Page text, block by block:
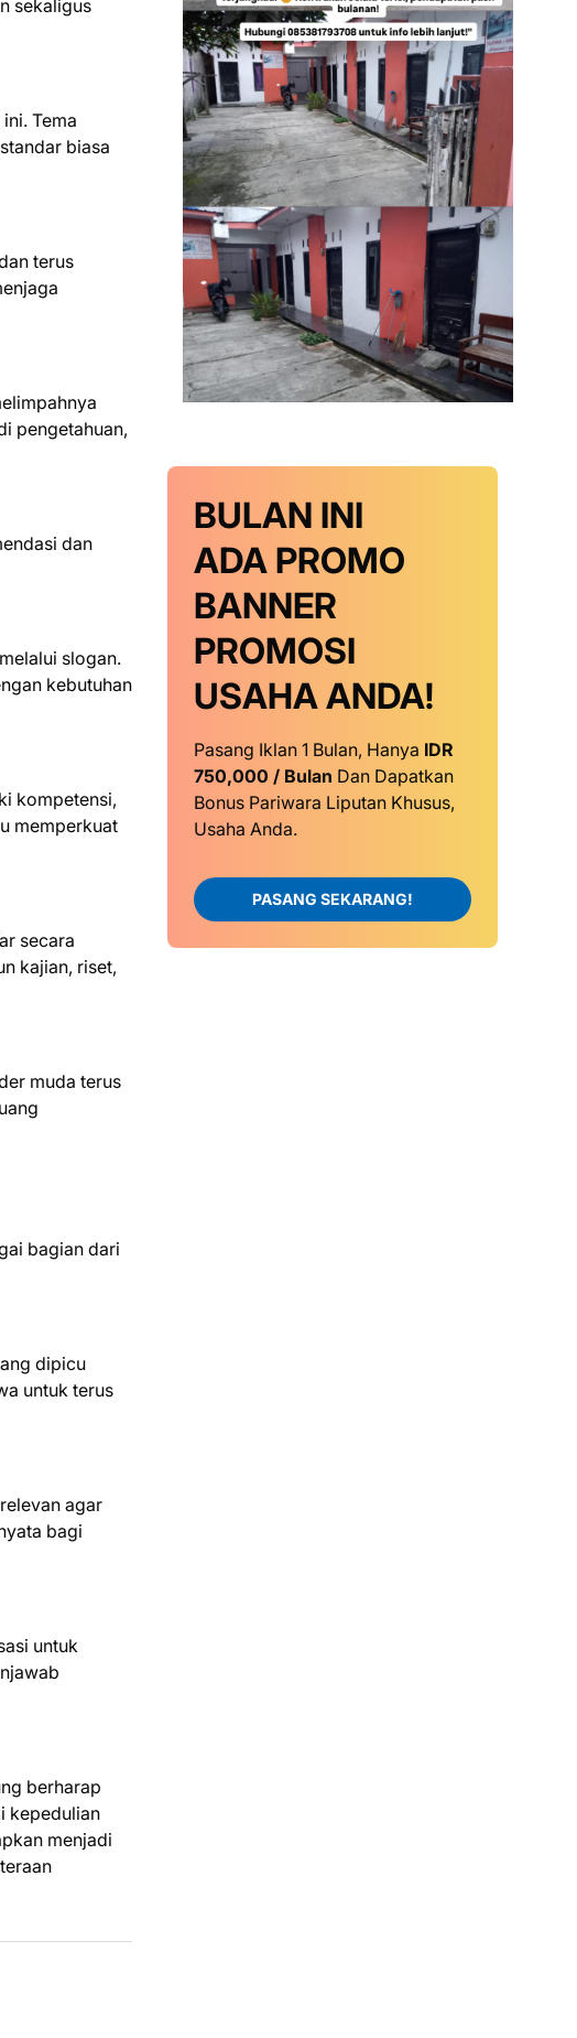
sekaligus
Tema
biasa
terus
pengetahuan,
dan
slogan.
kebutuhan
kompetensi,
memperkuat
secara
kajian, riset,
muda terus
bagian dari
dipicu
untuk terus
agar
bagi
untuk
berharap
kepedulian
menjadi
BULAN INI
ADA PROMO
BANNER
PROMOSI
USAHA ANDA!
Pasang Iklan 1 Bulan, Hanya IDR
750,000 / Bulan Dan Dapatkan
Bonus Pariwara Liputan Khusus,
Usaha Anda.
PASANG SEKARANG!